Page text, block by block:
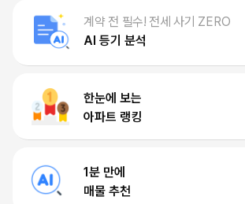
계약 전 필수! 전세 사기 ZERO
AI 등기 분석
한눈에 보는
아파트 랭킹
1분 만에
매물 추천